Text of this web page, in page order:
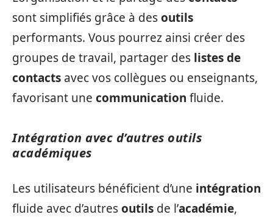
sont simplifiés grâce à desoutils
performants. Vous pourrez ainsi créer des
groupes de travail, partager des listes de
contacts avec vos collègues ou enseignants,
favorisant une communication fluide.
Intégration avec d’autres outils
académiques
Les utilisateurs bénéficient d’une intégration
fluide avec d’autresoutils de l’académie,